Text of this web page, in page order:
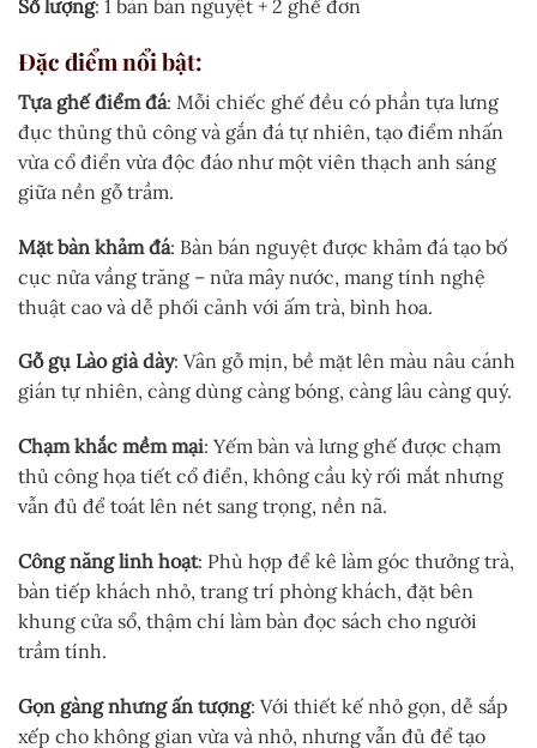
Số lượng: 1 bàn bán nguyệt + 2 ghế đơn
Đặc điểm nổi bật:
Tựa ghế điểm đá: Mỗi chiếc ghế đều có phần tựa lưng
đục thủng thủ công và gắn đá tự nhiên, tạo điểm nhấn
vừa cổ điển vừa độc đáo như một viên thạch anh sáng
giữa nền gỗ trầm.
Mặt bàn khảm đá: Bàn bán nguyệt được khảm đá tạo bố
cục nửa vầng trăng – nửa mây nước, mang tính nghệ
thuật cao và dễ phối cảnh với ấm trà, bình hoa.
Gỗ gụ Lào già dày: Vân gỗ mịn, bề mặt lên màu nâu cánh
gián tự nhiên, càng dùng càng bóng, càng lâu càng quý.
Chạm khắc mềm mại: Yếm bàn và lưng ghế được chạm
thủ công họa tiết cổ điển, không cầu kỳ rối mắt nhưng
vẫn đủ để toát lên nét sang trọng, nền nã.
Công năng linh hoạt: Phù hợp để kê làm góc thưởng trà,
bàn tiếp khách nhỏ, trang trí phòng khách, đặt bên
khung cửa sổ, thậm chí làm bàn đọc sách cho người
trầm tính.
Gọn gàng nhưng ấn tượng: Với thiết kế nhỏ gọn, dễ sắp
xếp cho không gian vừa và nhỏ, nhưng vẫn đủ để tạo